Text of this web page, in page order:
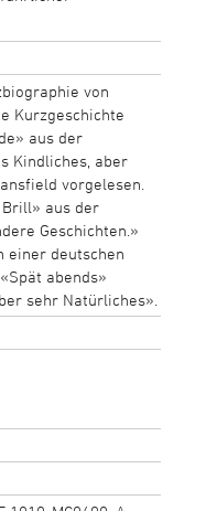
von
Kurzgeschichte
aus der
Kindliches, aber
vorgelesen.
aus der
Geschichten.»
einer deutschen
abends»
sehr Natürliches».